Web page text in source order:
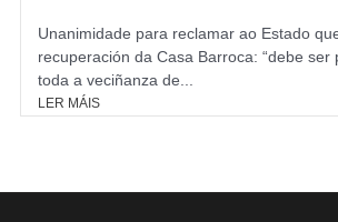
Unanimidade para reclamar ao Estado
recuperación da Casa Barroca: “debe ser
toda a veciñanza de...
LER MÁIS